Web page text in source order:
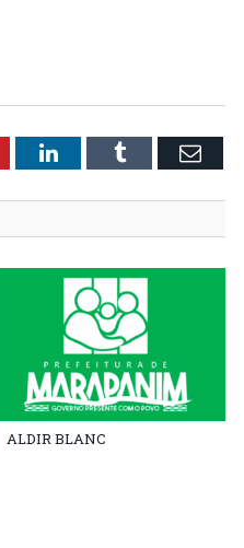
LinkedInTumblr Email
ALDIR BLANC